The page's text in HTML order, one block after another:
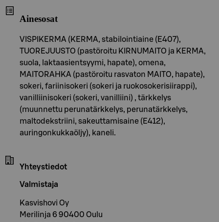
Ainesosat
VISPIKERMA (KERMA, stabilointiaine (E407),
TUOREJUUSTO (pastöroitu KIRNUMAITO ja KERMA,
suola, laktaasientsyymi, hapate), omena,
MAITORAHKA (pastöroitu rasvaton MAITO, hapate),
sokeri, fariinisokeri (sokeri ja ruokosokerisiirappi),
vanilliinisokeri (sokeri, vanilliini) , tärkkelys
(muunnettu perunatärkkelys, perunatärkkelys,
maltodekstriini, sakeuttamisaine (E412),
auringonkukkaöljy), kaneli.
Yhteystiedot
Valmistaja
Kasvishovi Oy
Merilinja 6 90400 Oulu